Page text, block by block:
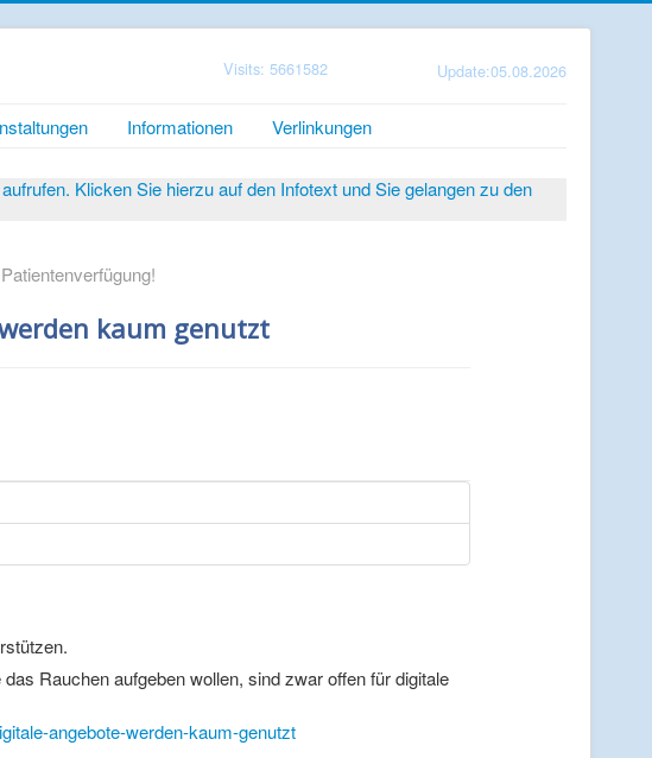
Visits: 5661582 Update:05.08.2026
Informationen Verlinkungen
Klicken Sie hierzu auf den Infotext und Sie gelangen zu den
kaum genutzt
Rauchen aufgeben wollen, sind zwar offen für digitale
angebote-werden-kaum-genutzt